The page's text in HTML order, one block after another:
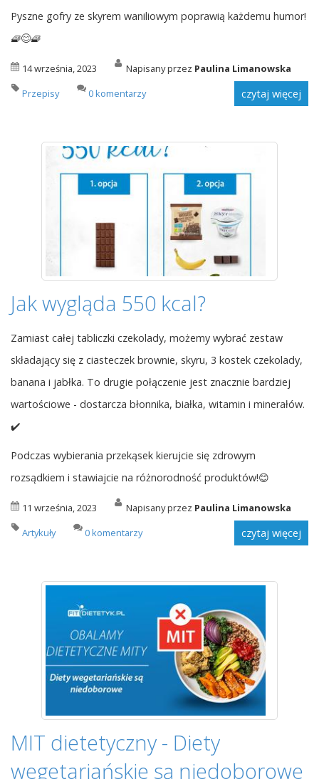
Pyszne gofry ze skyrem waniliowym poprawią każdemu humor!
🧇😊🧇
14 września, 2023 Napisany przez Paulina Limanowska
Przepisy
0 komentarzy czytaj więcej
Jak wygląda 550 kcal?
Zamiast całej tabliczki czekolady, możemy wybrać zestaw
składający się z ciasteczek brownie, skyru, 3 kostek czekolady,
banana i jabłka. To drugie połączenie jest znacznie bardziej
wartościowe - dostarcza błonnika, białka, witamin i minerałów.
✔️
Podczas wybierania przekąsek kierujcie się zdrowym
rozsądkiem i stawiajcie na różnorodność produktów!😊
11 września, 2023 Napisany przez Paulina Limanowska
Artykuły
0 komentarzy czytaj więcej
MIT dietetyczny - Diety
wegetariańskie są niedoborowe